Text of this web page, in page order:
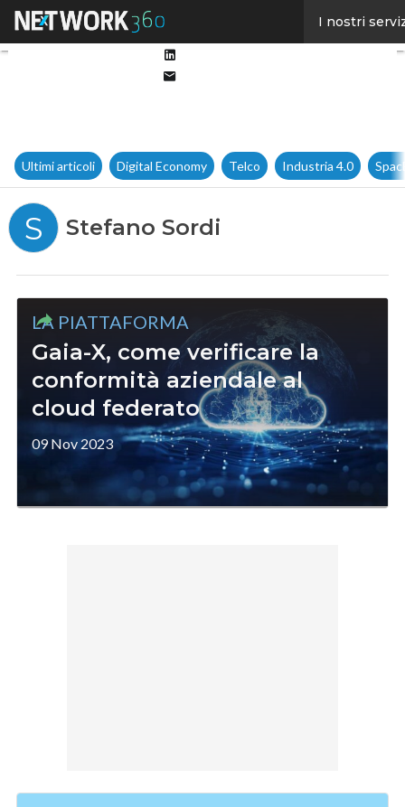
I nostri
Ultimi articoli Digital Economy Telco Industria 4.0
S Stefano Sordi
LA PIATTAFORMA
Gaia-X, come verificare la
conformità aziendale al
cloud federato
09 Nov 2023